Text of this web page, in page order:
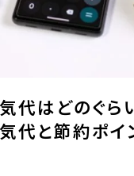
代はどのぐら
代と節約ポイ